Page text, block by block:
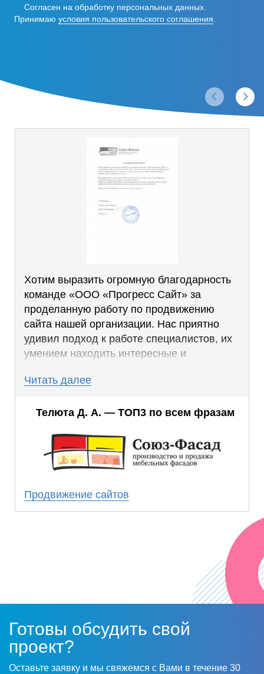
Согласен на обработку персональных данных.
Принимаю условия пользовательского соглашения
Хотим выразить огромную благодарность
команде «ООО «Прогресс Сайт» за
проделанную работу по продвижению
сайта нашей организации. Нас приятно
удивил подход к работе специалистов, их
умением находить интересные и
отличные результаты.
Благодаря работе, проделанной SEO-
стабильно высоких позиций по ключевым
запросам.
Результаты совместной работы превзошли
число клиентов из поиска, которое с
каждым месяцем растет.
Читать далее
Телюта Д. А. — ТОП3 по всем фразам
Продвижение сайтов
Готовы обсудить свой
проект?
Оставьте заявку и мы свяжемся с Вами в течение 30